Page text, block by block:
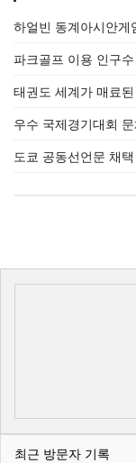
하얼빈 동계아시안게
파크골프 이용 인구
태권도 세계가 매료
우수 국제경기대회
도쿄 공동선언문 채
최근 방문자 기록